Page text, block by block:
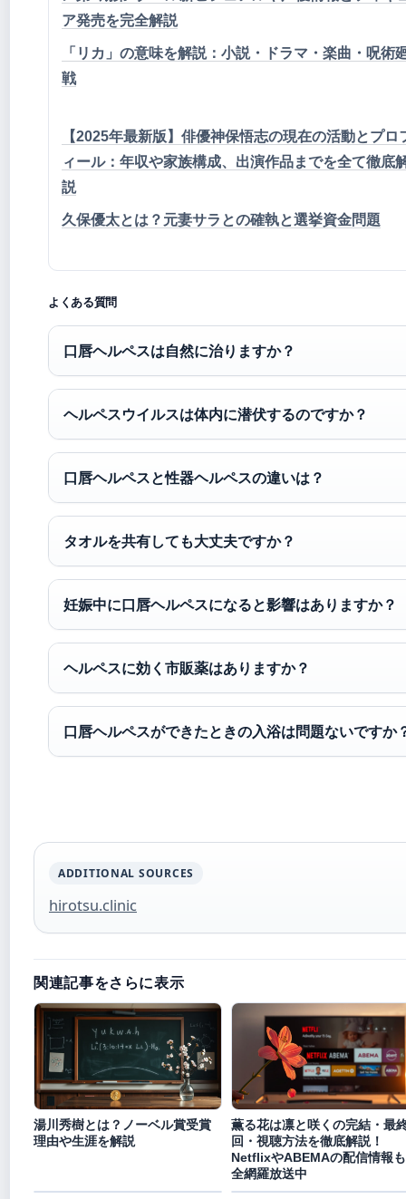
ア発売を完全解説
「リカ」の意味を解説：小説・ドラマ・楽曲・呪術
戦
【2025年最新版】俳優神保悟志の現在の活動とプロ
ィール：年収や家族構成、出演作品までを全て徹底
説
久保優太とは？元妻サラとの確執と選挙資金問題
よくある質問
口唇ヘルペスは自然に治りますか？
ヘルペスウイルスは体内に潜伏するのですか？
口唇ヘルペスと性器ヘルペスの違いは？
タオルを共有しても大丈夫ですか？
妊娠中に口唇ヘルペスになると影響はありますか？
ヘルペスに効く市販薬はありますか？
口唇ヘルペスができたときの入浴は問題ないですか
ADDITIONAL SOURCES
hirotsu.clinic
関連記事をさらに表示
湯川秀樹とは？ノーベル賞受賞
理由や生涯を解説
薫る花は凛と咲くの完結・最
回・視聴方法を徹底解説！
NetflixやABEMAの配信情報
全網羅放送中